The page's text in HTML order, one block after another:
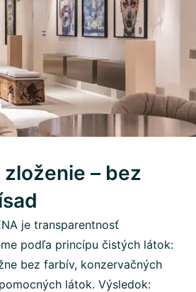
– bez
je transparentnosť
podľa princípu čistých látok:
bez farbív, konzervačných
látok. Výsledok: